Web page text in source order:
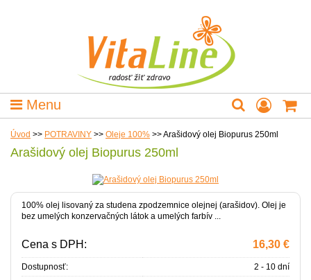
Menu
Úvod >> POTRAVINY >> Oleje 100% >>Arašidový olej Biopurus 250ml
Arašidový olej Biopurus 250ml
100% olej lisovaný za studena zpodzemnice olejnej (arašidov). Olej je
bez umelých konzervačných látok a umelých farbív ...
Cena s DPH: 16,30 €
Dostupnosť:
2 - 10 dní